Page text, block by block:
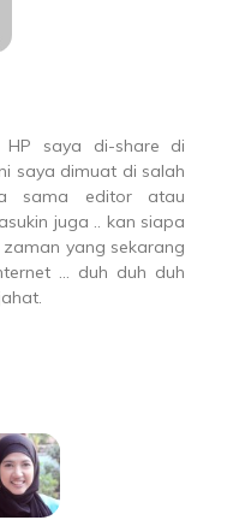
HP saya di-share di
saya dimuat di salah
sama editor atau
juga .. kan siapa
yang sekarang
… duh duh duh